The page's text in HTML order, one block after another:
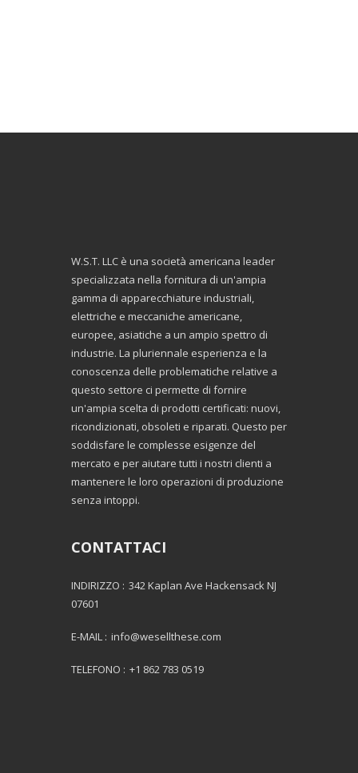
W.S.T. LLC è una società americana leader
specializzata nella fornitura di un'ampia
gamma di apparecchiature industriali,
elettriche e meccaniche americane,
europee, asiatiche a un ampio spettro di
industrie. La pluriennale esperienza e la
conoscenza delle problematiche relative a
questo settore ci permette di fornire
un'ampia scelta di prodotti certificati: nuovi,
ricondizionati, obsoleti e riparati. Questo per
soddisfare le complesse esigenze del
mercato e per aiutare tutti i nostri clienti a
mantenere le loro operazioni di produzione
senza intoppi.
CONTATTACI
INDIRIZZO : 342 Kaplan Ave Hackensack NJ
07601
E-MAIL : info@wesellthese.com
TELEFONO : +1 862 783 0519